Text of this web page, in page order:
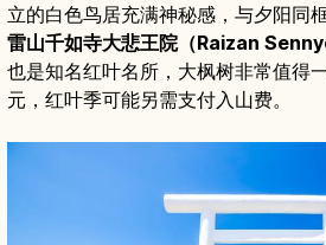
立的白色鸟居充满神秘感，与夕阳同
雷山千如寺大悲王院（Raizan
也是知名红叶名所，大枫树非常值得
元，红叶季可能另需支付入山费。